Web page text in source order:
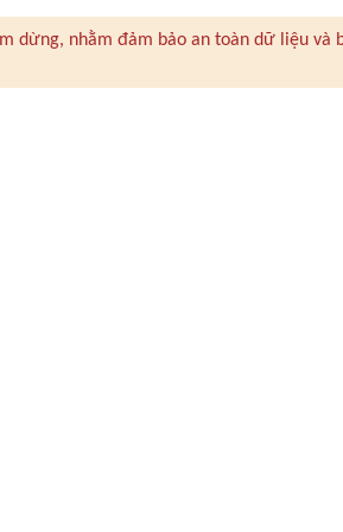
dừng, nhằm đảm bảo an toàn dữ liệu và